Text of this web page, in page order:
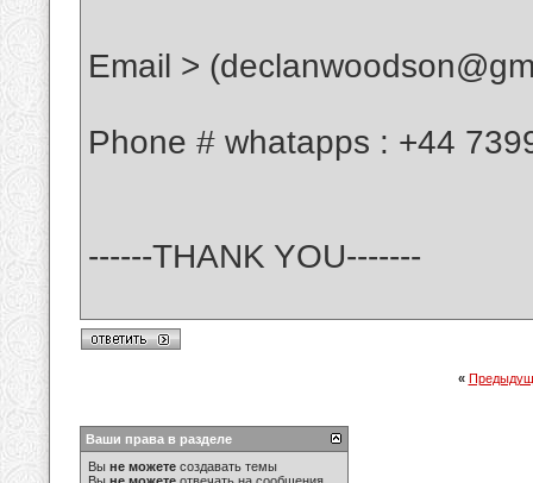
Email >
Phone # whatapps : +44
------THANK YOU-------
«
Ваши права в разделе
Вы не можете создавать темы